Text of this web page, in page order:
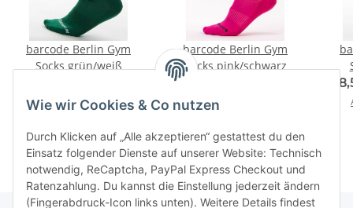
Wie wir Cookies & Co nutzen
Durch Klicken auf „Alle akzeptieren“ gestattest du den
Einsatz folgender Dienste auf unserer Website: Technisch
notwendig, ReCaptcha, PayPal Express Checkout und
Ratenzahlung. Du kannst die Einstellung jederzeit ändern
(Fingerabdruck-Icon links unten). Weitere Details findest
barcode Berlin Gym
Socks grün/weiß
Alter Preis:12,00 €
barcode Berlin Gym
Socks pink/schwarz
Alter Preis: